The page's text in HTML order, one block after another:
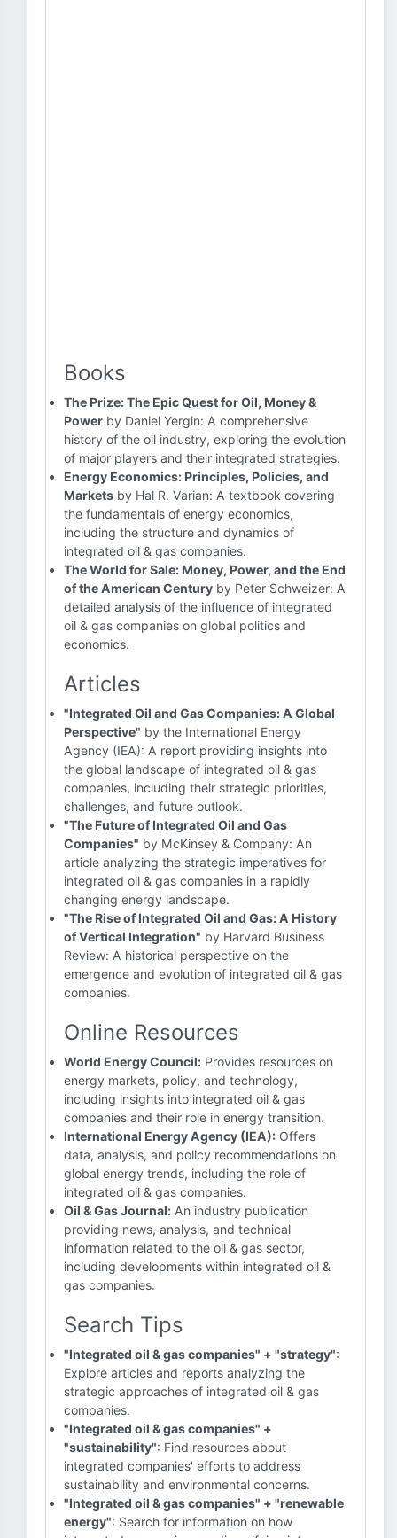
Books
The Prize: The Epic Quest for Oil, Money &
Power by Daniel Yergin: A comprehensive
history of the oil industry, exploring the evolution
of major players and their integrated strategies.
Energy Economics: Principles, Policies, and
Markets by Hal R. Varian: A textbook covering
the fundamentals of energy economics,
including the structure and dynamics of
integrated oil & gas companies.
The World for Sale: Money, Power, and the End
of the American Century by Peter Schweizer: A
detailed analysis of the influence of integrated
oil & gas companies on global politics and
economics.
Articles
"Integrated Oil and Gas Companies: A Global
Perspective" by the International Energy
Agency (IEA): A report providing insights into
the global landscape of integrated oil & gas
companies, including their strategic priorities,
challenges, and future outlook.
"The Future of Integrated Oil and Gas
Companies" by McKinsey & Company: An
article analyzing the strategic imperatives for
integrated oil & gas companies in a rapidly
changing energy landscape.
"The Rise of Integrated Oil and Gas: A History
of Vertical Integration" by Harvard Business
Review: A historical perspective on the
emergence and evolution of integrated oil & gas
companies.
Online Resources
World Energy Council: Provides resources on
energy markets, policy, and technology,
including insights into integrated oil & gas
companies and their role in energy transition.
International Energy Agency (IEA): Offers
data, analysis, and policy recommendations on
global energy trends, including the role of
integrated oil & gas companies.
Oil & Gas Journal: An industry publication
providing news, analysis, and technical
information related to the oil & gas sector,
including developments within integrated oil &
gas companies.
Search Tips
"Integrated oil & gas companies" + "strategy":
Explore articles and reports analyzing the
strategic approaches of integrated oil & gas
companies.
"Integrated oil & gas companies" +
"sustainability": Find resources about
integrated companies' efforts to address
sustainability and environmental concerns.
"Integrated oil & gas companies" + "renewable
energy": Search for information on how